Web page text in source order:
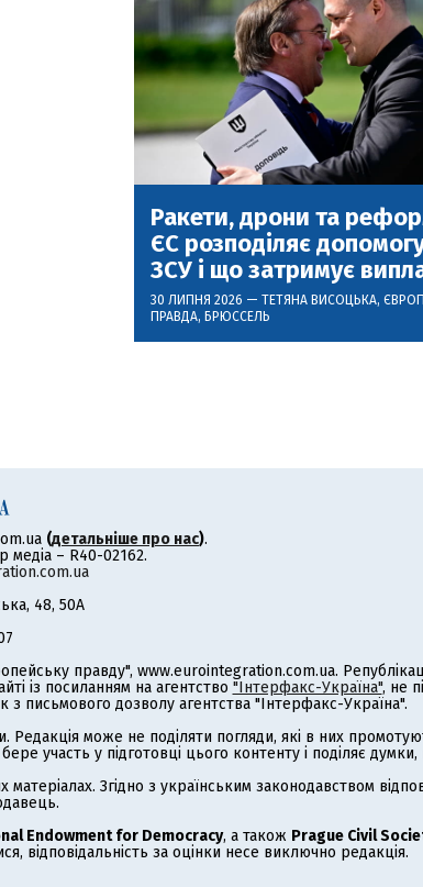
Ракети, дрони та
ЄС розподіляє
ЗСУ і що затримує
30 ЛИПНЯ 2026 — ТЕТЯНА ВИСОЦЬКА,
ПРАВДА, БРЮССЕЛЬ
(детальніше про нас).
медіа – R40-02162.
48, 50А
правду", www.eurointegration.com.ua.
із посиланням на агентство "Інтерфакс-Україна", не
письмового дозволу агентства "Інтерфакс-Україна".
може не поділяти погляди, які в них
участь у підготовці цього контенту і поділяє думки,
Згідно з українським законодавством
Endowment for Democracy, а також Prague Civil
відповідальність за оцінки несе виключно редакція.